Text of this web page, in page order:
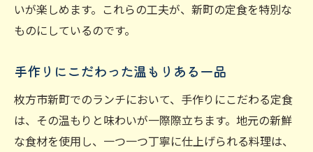
いが楽しめます。これらの工夫が、新町の定食を特別な
ものにしているのです。
手作りにこだわった温もりある一品
枚方市新町でのランチにおいて、手作りにこだわる定食
は、その温もりと味わいが一際際立ちます。地元の新鮮
な食材を使用し、一つ一つ丁寧に仕上げられる料理は、